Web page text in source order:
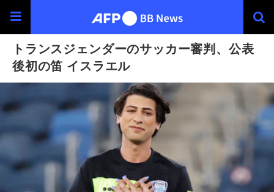
トランスジェンダーのサッカー審判、公表
後初の笛 イスラエル